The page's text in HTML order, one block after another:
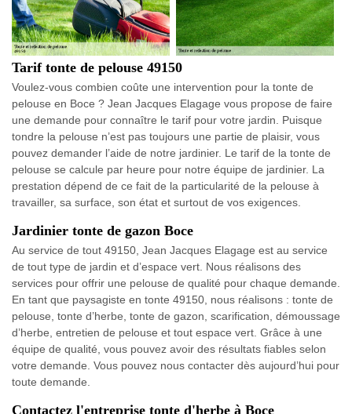
Tarif tonte de pelouse 49150
Voulez-vous combien coûte une intervention pour la tonte de
pelouse en Boce ? Jean Jacques Elagage vous propose de faire
une demande pour connaître le tarif pour votre jardin. Puisque
tondre la pelouse n’est pas toujours une partie de plaisir, vous
pouvez demander l’aide de notre jardinier. Le tarif de la tonte de
pelouse se calcule par heure pour notre équipe de jardinier. La
prestation dépend de ce fait de la particularité de la pelouse à
travailler, sa surface, son état et surtout de vos exigences.
Jardinier tonte de gazon Boce
Au service de tout 49150, Jean Jacques Elagage est au service
de tout type de jardin et d’espace vert. Nous réalisons des
services pour offrir une pelouse de qualité pour chaque demande.
En tant que paysagiste en tonte 49150, nous réalisons : tonte de
pelouse, tonte d’herbe, tonte de gazon, scarification, démoussage
d’herbe, entretien de pelouse et tout espace vert. Grâce à une
équipe de qualité, vous pouvez avoir des résultats fiables selon
votre demande. Vous pouvez nous contacter dès aujourd’hui pour
toute demande.
Contactez l'entreprise tonte d'herbe à Boce